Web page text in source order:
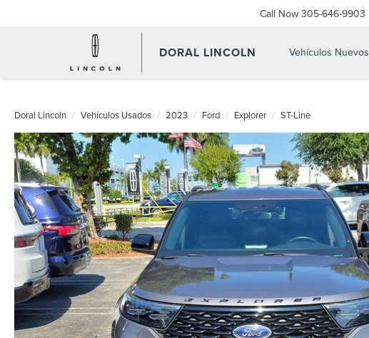
DORAL LINCOLN
Call Now 305-646-9903
Vehículos Nuevos
Doral Lincoln Vehículos Usados 2023 Ford Explorer ST-Line